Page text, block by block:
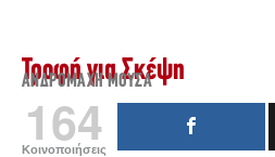
Τροφή για Σκέψη
ΑΝΔΡΟΜΆΧΗ ΜΟΎΣΑ
164
Κοινοποιήσεις